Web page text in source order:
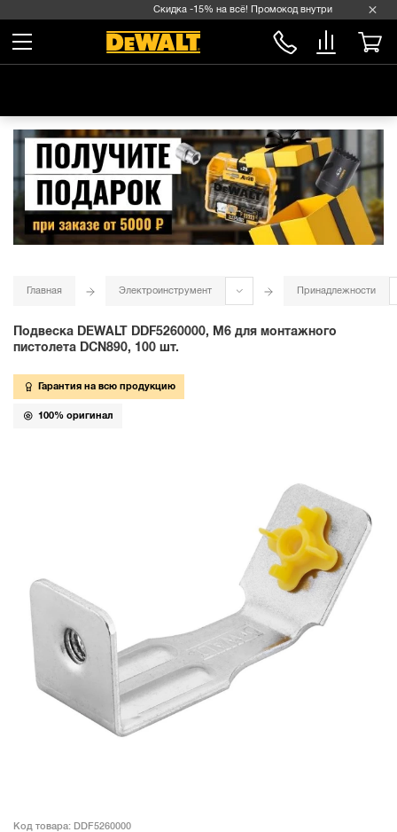
Скидка -15% на всё! Промокод внутри →
Главная Электроинструмент Принадлежности
Подвеска DEWALT DDF5260000, M6 для монтажного
пистолета DCN890, 100 шт.
Гарантия на всю продукцию
100% оригинал
Код товара: DDF5260000